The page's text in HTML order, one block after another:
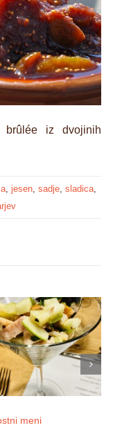
brûlée iz dvojinih
, jesen, sadje, sladica,
meni